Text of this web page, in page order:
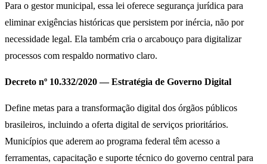
Para o gestor municipal, essa lei oferece segurança jurídica para
eliminar exigências históricas que persistem por inércia, não por
necessidade legal. Ela também cria o arcabouço para digitalizar
processos com respaldo normativo claro.
Decreto nº 10.332/2020 — Estratégia de Governo Digital
Define metas para a transformação digital dos órgãos públicos
brasileiros, incluindo a oferta digital de serviços prioritários.
Municípios que aderem ao programa federal têm acesso a
ferramentas, capacitação e suporte técnico do governo central para